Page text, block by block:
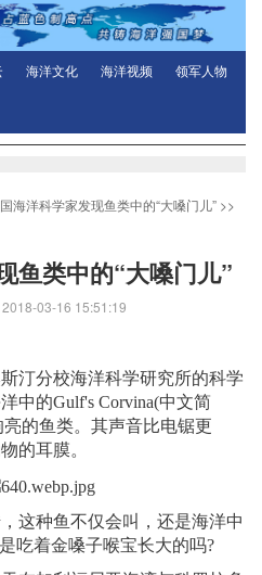
海洋文化 海洋视频 领军人物
海洋科学家发现鱼类中的“大嗓门儿” >>
鱼类中的“大嗓门儿”
03-16 15:51:19
汀分校海洋科学研究所的科学
中的Gulf's Corvina(中文简
的鱼类。其声音比电锯更
的耳膜。
种鱼不仅会叫，还是海洋中
吃着金嗓子喉宝长大的吗?